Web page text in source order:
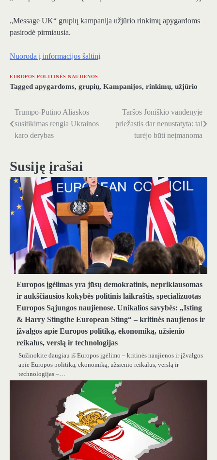
„Message UK“ grupių kampanija užjūrio rinkimų apygardoms
pasirodė pirmiausia.
Nuoroda į informacijos šaltinį
EUROPOS POLITINĖS NAUJIENOS
Tagged apygardoms, grupių, Kampanijos, rinkimų, užjūrio
Navigacija
tarp
Trumpo-Putino Aliaskos
susitikimas rengia Ukrainos
karo derybas
Taršos Joniškio vandenyje
priežastis dar nenustatyta: tai
turėjo būti neįmanoma
Susiję įrašai
Europos įgėlimas yra jūsų demokratinis, nepriklausomas
ir aukščiausios kokybės politinis laikraštis, specializuotas
Europos Sąjungos naujienose. Unikalios savybės: „Isting
& Harry Stingthe European Sting“ – kritinės naujienos ir
įžvalgos apie Europos politiką, ekonomiką, užsienio
reikalus, verslą ir technologijas
Sužinokite daugiau iš Europos įgėlimo – kritinės naujienos ir įžvalgos
apie Europos politiką, ekonomiką, užsienio reikalus, verslą ir
technologijas –…